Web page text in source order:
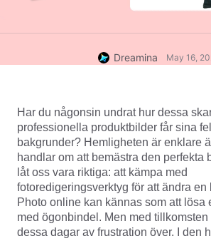
Dreamina May 16,
Har du någonsin undrat hur dessa
professionella produktbilder får sina
bakgrunder? Hemligheten är enklare
handlar om att bemästra den perfekta
låt oss vara riktiga: att kämpa med
fotoredigeringsverktyg för att ändra
Photo online kan kännas som att lösa
med ögonbindel. Men med tillkomsten
dessa dagar av frustration över. I den